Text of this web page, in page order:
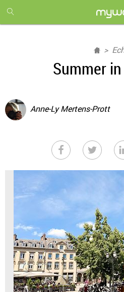
month
free
Summer
Anne-Ly Mertens-Prott